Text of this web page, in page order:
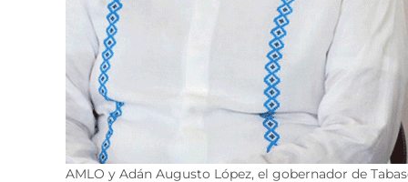
AMLO y Adán Augusto López, el gobernador de